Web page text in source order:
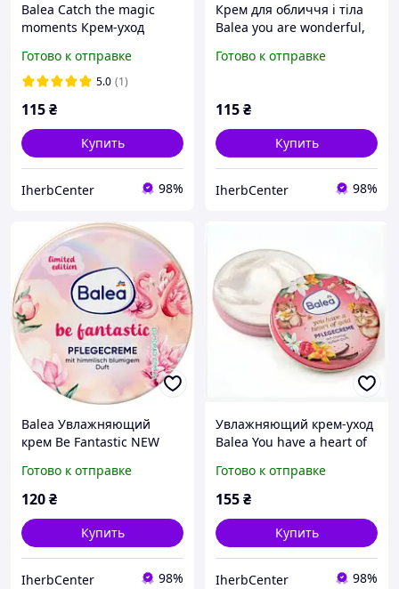
Balea Catch the magic
moments Крем-уход
Готово к отправке
5.0 (1)
115₴
Купить
IherbCenter 98%
Крем для обличчя і тіла
Balea you are wonderful,
Готово к отправке
115₴
Купить
IherbCenter 98%
Balea Увлажняющий
крем Be Fantastic NEW
Готово к отправке
120₴
Купить
IherbCenter 98%
Увлажняющий крем-уход
Balea You have a heart of
Готово к отправке
155₴
Купить
IherbCenter 98%